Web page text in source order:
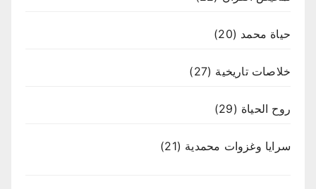
حياة محمد (20)
خلاصات تاريخية (27)
روح الحياة (29)
سرايا وغزوات محمدية (21)